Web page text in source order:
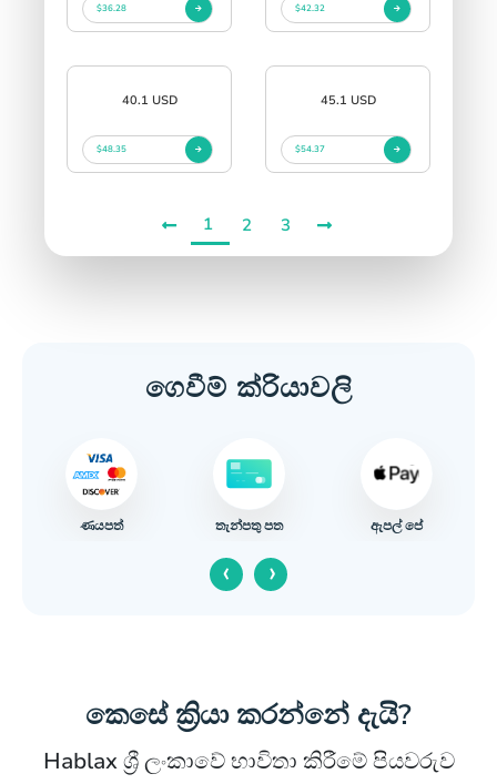
$36.28 $42.32
40.1 USD
$48.35
45.1 USD
$54.37
1 2 3
ගෙවීම් ක්රියාවලි
ණයපත් තැන්පතු පත ඇපල් පේ
‹ ›
කෙසේ ක්‍රියා කරන්නේ දැයි?
Hablax ශ්‍රී ලංකාවේ භාවිතා කිරීමේ පියවරුව